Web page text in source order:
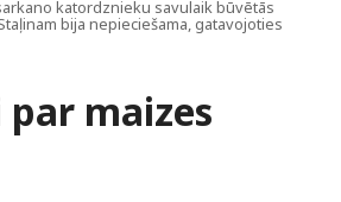
katordznieku savulaik būvētās
bija nepieciešama, gatavojoties
par maizes